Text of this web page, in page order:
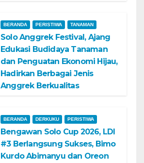
BERANDA PERISTIWA TANAMAN
Solo Anggrek Festival, Ajang
Edukasi Budidaya Tanaman
dan Penguatan Ekonomi Hijau,
Hadirkan Berbagai Jenis
Anggrek Berkualitas
BERANDA DERKUKU PERISTIWA
Bengawan Solo Cup 2026, LDI
#3 Berlangsung Sukses, Bimo
Kurdo Abimanyu dan Oreon